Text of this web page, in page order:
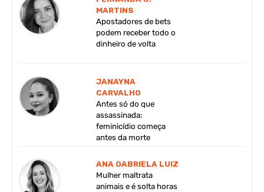
MARTINS
Apostadores de bets
podem receber todo o
dinheiro de volta
JANAYNA
CARVALHO
Antes só do que
assassinada:
feminicídio começa
antes da morte
ANA GABRIELA LUIZ
Mulher maltrata
animais e é solta horas